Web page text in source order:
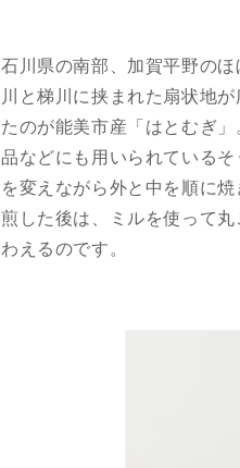
石川県の南部、加賀平野の
川と梯川に挟まれた扇状地
たのが能美市産「はとむぎ
品などにも用いられている
を変えながら外と中を順に
煎した後は、ミルを使って
わえるのです。